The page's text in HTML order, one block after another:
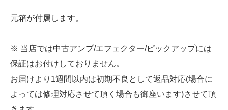
元箱が付属します。
※ 当店では中古アンプ/エフェクター/ピックアップには
保証はお付けしておりません。
お届けより1週間以内は初期不良として返品対応(場合に
よっては修理対応させて頂く場合も御座います)させて頂